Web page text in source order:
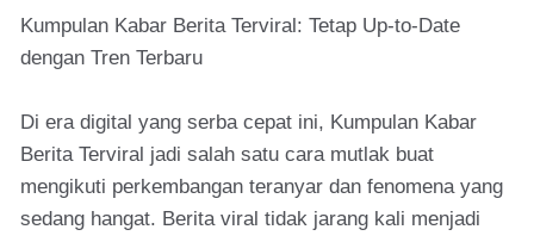
Kumpulan Kabar Berita Terviral: Tetap Up-to-Date
dengan Tren Terbaru
Di era digital yang serba cepat ini, Kumpulan Kabar
Berita Terviral jadi salah satu cara mutlak buat
mengikuti perkembangan teranyar dan fenomena yang
sedang hangat. Berita viral tidak jarang kali menjadi